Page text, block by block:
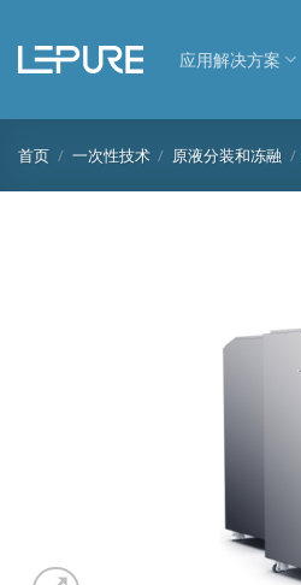
应用解决方案
首页 / 一次性技术 / 原液分装和冻融 /